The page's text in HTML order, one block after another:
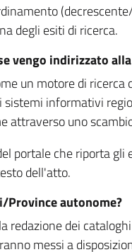
degli esiti di ricerca.
vengo indirizzato
un motore di
informativi
attraverso uno
portale che riporta
dell'atto.
Province autonome?
redazione dei
messi a